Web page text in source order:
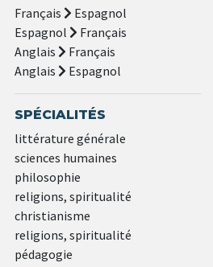
Français
Espagnol
Espagnol
Français
Anglais
Français
Anglais
Espagnol
SPÉCIALITÉS
littérature générale
sciences humaines
philosophie
religions, spiritualité
christianisme
religions, spiritualité
pédagogie